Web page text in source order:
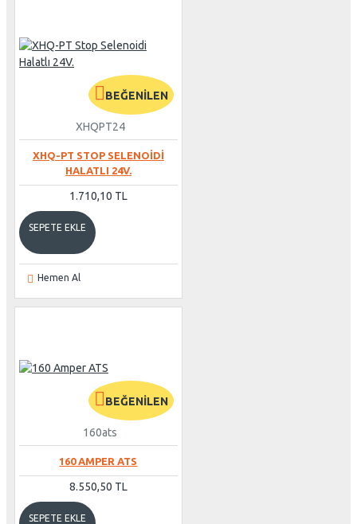
BEĞENILEN
XHQPT24
XHQ-PT STOP SELENOIDI
HALATLI 24V.
1.710,10 TL
SEPETE EKLE
Hemen Al
BEĞENILEN
160ats
160 AMPER ATS
8.550,50 TL
SEPETE EKLE